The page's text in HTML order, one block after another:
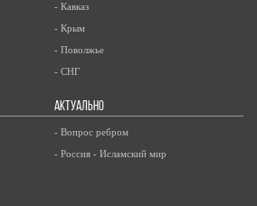
- Кавказ
- Крым
- Поволжье
- СНГ
АКТУАЛЬНО
- Вопрос ребром
- Россия - Исламский мир